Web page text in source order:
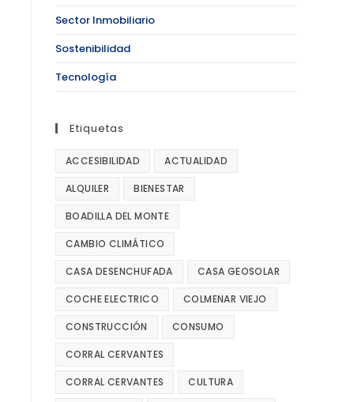
Sector Inmobiliario
Sostenibilidad
Tecnología
Etiquetas
ACCESIBILIDAD ACTUALIDAD
ALQUILER BIENESTAR
BOADILLA DEL MONTE
CAMBIO CLIMÁTICO
CASA DESENCHUFADA CASA GEOSOLAR
COCHE ELECTRICO COLMENAR VIEJO
CONSTRUCCIÓN CONSUMO
CORRAL CERVANTES
CORRAL CERVANTES CULTURA